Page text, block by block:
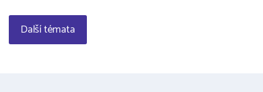
Další témata